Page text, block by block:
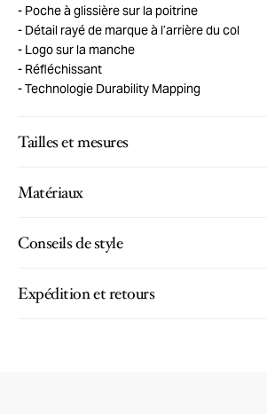
Poche à glissière sur la poitrine
Détail rayé de marque à l’arrière du col
Logo sur la manche
Réfléchissant
Technologie Durability Mapping
Tailles et mesures
Matériaux
Conseils de style
Expédition et retours